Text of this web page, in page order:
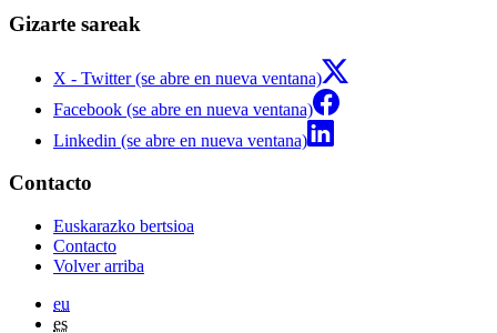
Gizarte sareak
X - Twitter (se abre en nueva ventana)
Facebook (se abre en nueva ventana)
Linkedin (se abre en nueva ventana)
Contacto
Euskarazko bertsioa
Contacto
Volver arriba
eu
es